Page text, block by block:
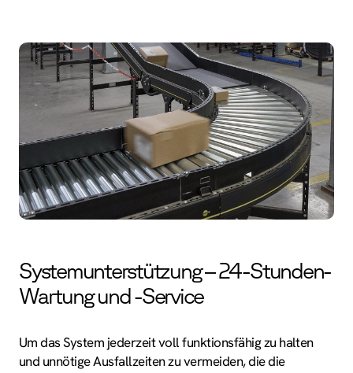
Systemunterstützung – 24-Stunden-
Wartung und -Service
Um das System jederzeit voll funktionsfähig zu halten
und unnötige Ausfallzeiten zu vermeiden, die die